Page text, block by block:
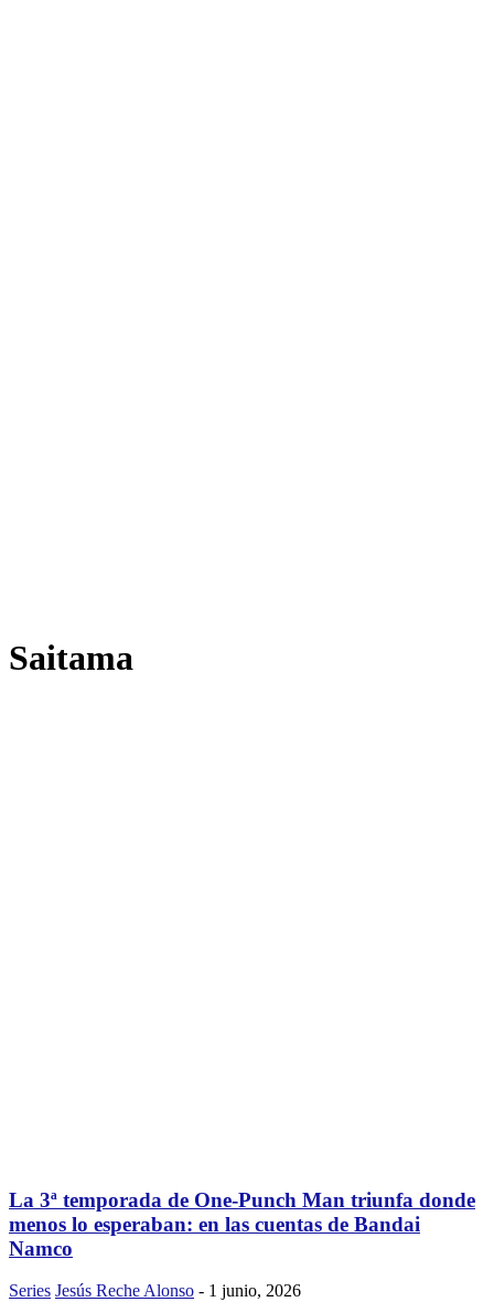
Saitama
La 3ª temporada de One-Punch Man triunfa donde
menos lo esperaban: en las cuentas de Bandai
Namco
Series Jesús Reche Alonso - 1 junio, 2026